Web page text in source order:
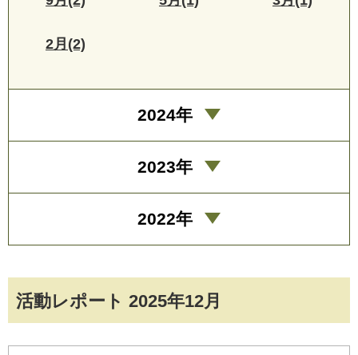
活動レポート 2025年12月
2月(2)
2024年
2023年
2022年